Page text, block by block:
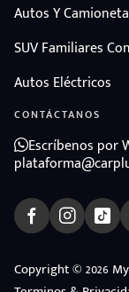
Autos Y
SUV Familiares
Autos Eléctricos
CONTÁCTANOS
Escríbenos por
Copyright © 2026